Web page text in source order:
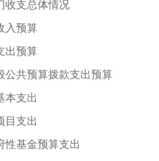
支总体情况
预算
预算
共预算拨款支出预算
支出
支出
基金预算支出